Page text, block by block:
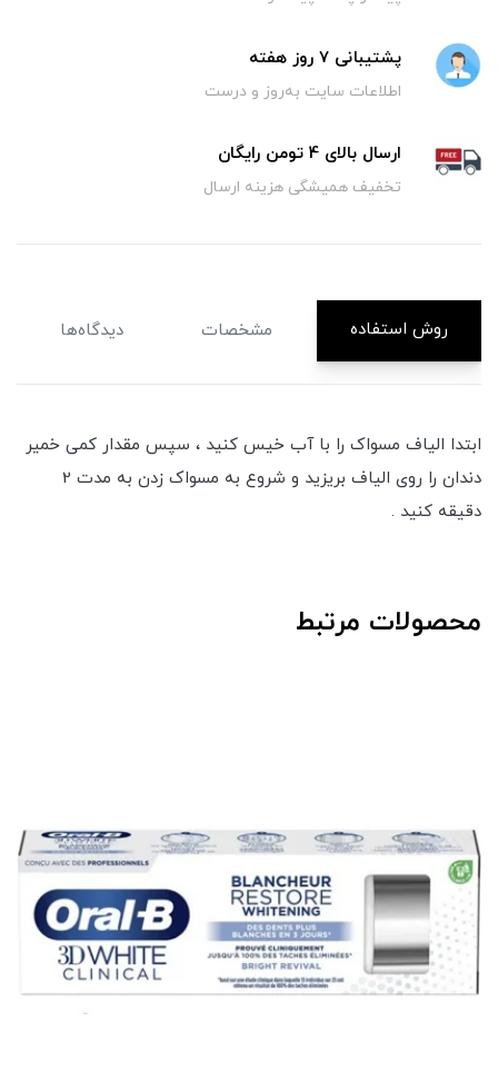
پشتیبانی 7 روز هفته
اطلاعات سایت به‌روز و درست
ارسال بالای 4 تومن رایگان
تخفیف همیشگی هزینه ارسال
روش استفاده مشخصات دیدگاه‌ها
ابتدا الیاف مسواک را با آب خیس کنید ، سپس مقدار کمی خمیر
دندان را روی الیاف بریزید و شروع به مسواک زدن به مدت 2
دقیقه کنید .
محصولات مرتبط